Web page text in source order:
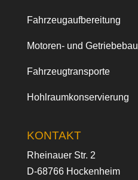
Fahrzeugaufbereitung
Motoren- und Getriebebau
Fahrzeugtransporte
Hohlraumkonservierung
KONTAKT
Rheinauer Str. 2
D-68766 Hockenheim